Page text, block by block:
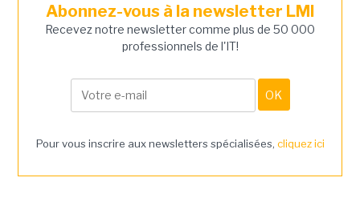
Abonnez-vous à la newsletter LMI
Recevez notre newsletter comme plus de 50 000
professionnels de l'IT!
Pour vous inscrire aux newsletters spécialisées, cliquez ici